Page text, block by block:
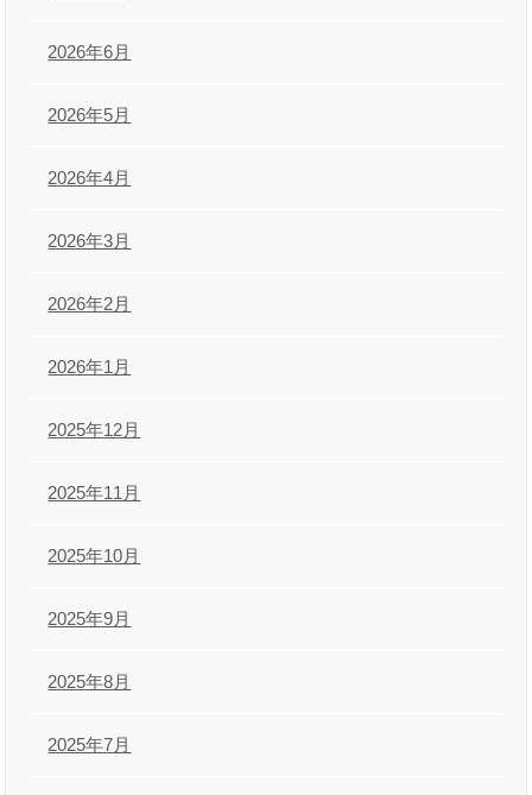
2026年6月
2026年5月
2026年4月
2026年3月
2026年2月
2026年1月
2025年12月
2025年11月
2025年10月
2025年9月
2025年8月
2025年7月